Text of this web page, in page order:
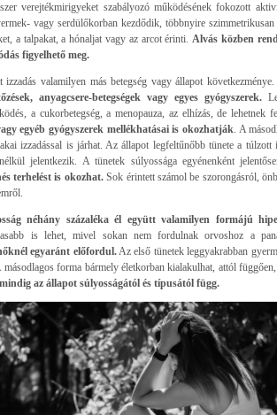
verejtékmirigyeket szabályozó működésének fokozott
vagy serdülőkorban kezdődik, többnyire
a talpakat, a hónaljat vagy az arcot érinti. Alvás közben
figyelhető meg.
izzadás valamilyen más betegség vagy állapot
anyagcsere-betegségek vagy egyes gyógyszerek.
a cukorbetegség, a menopauza, az elhízás, de lehetnek
egyéb gyógyszerek mellékhatásai is okozhatják . A
izzadással is járhat. Az állapot legfeltűnőbb tünete a túlzott
jelentkezik. A tünetek súlyossága egyénenként
terhelést is okozhat.Sok érintett számol be szorongásról,
néhány százaléka él együtt valamilyen formájú
is lehet, mivel sokan nem fordulnak orvoshoz a
egyaránt előfordul.Az első tünetek leggyakrabban
másodlagos forma bármely életkorban kialakulhat, attól
az állapot súlyosságától és típusától függ.